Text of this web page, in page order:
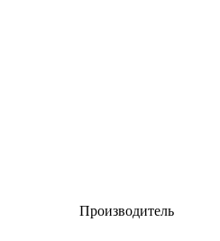
Производитель